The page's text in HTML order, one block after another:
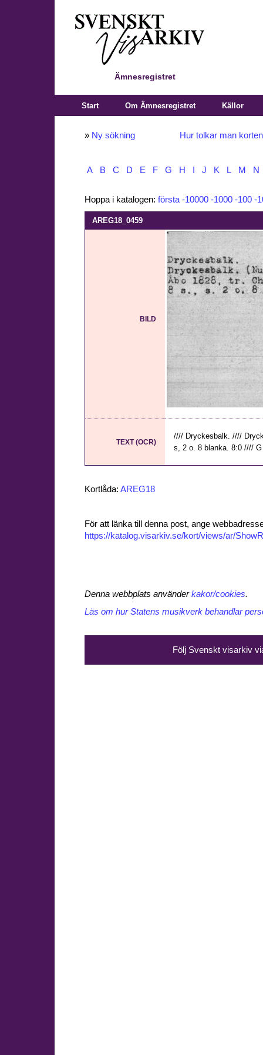
Ämnesregistret
Start Om Ämnesregistret Källor
» Ny sökning Hur tolkar man
A B C D E F G H J K L M N
Hoppa i katalogen: första -10000 -1000 -100 -
AREG18_0459
BILD
TEXT (OCR)
//// Dryckesbalk. ////
s, 2 o. 8 blanka. 8:0 ////
Kortlåda: AREG18
För att länka till denna post, ange
https://katalog.visarkiv.se/kort/views/ar/
Denna webbplats använderkakor/cookies.
Läs om hur Statens musikverk behandlar
Följ Svenskt visarkiv